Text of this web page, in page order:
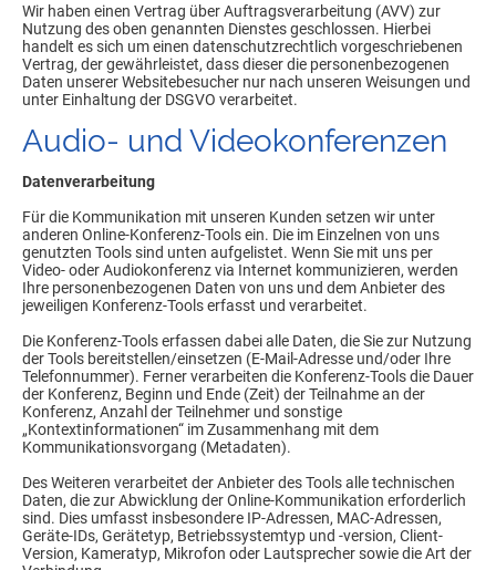
Wir haben einen Vertrag über Auftragsverarbeitung (AVV) zur
Nutzung des oben genannten Dienstes geschlossen. Hierbei
handelt es sich um einen datenschutzrechtlich vorgeschriebenen
Vertrag, der gewährleistet, dass dieser die personenbezogenen
Daten unserer Websitebesucher nur nach unseren Weisungen und
unter Einhaltung der DSGVO verarbeitet.
Audio- und Videokonferenzen
Datenverarbeitung
Für die Kommunikation mit unseren Kunden setzen wir unter
anderen Online-Konferenz-Tools ein. Die im Einzelnen von uns
genutzten Tools sind unten aufgelistet. Wenn Sie mit uns per
Video- oder Audiokonferenz via Internet kommunizieren, werden
Ihre personenbezogenen Daten von uns und dem Anbieter des
jeweiligen Konferenz-Tools erfasst und verarbeitet.
Die Konferenz-Tools erfassen dabei alle Daten, die Sie zur Nutzung
der Tools bereitstellen/einsetzen (E-Mail-Adresse und/oder Ihre
Telefonnummer). Ferner verarbeiten die Konferenz-Tools die Dauer
der Konferenz, Beginn und Ende (Zeit) der Teilnahme an der
Konferenz, Anzahl der Teilnehmer und sonstige
„Kontextinformationen“ im Zusammenhang mit dem
Kommunikationsvorgang (Metadaten).
Des Weiteren verarbeitet der Anbieter des Tools alle technischen
Daten, die zur Abwicklung der Online-Kommunikation erforderlich
sind. Dies umfasst insbesondere IP-Adressen, MAC-Adressen,
Geräte-IDs, Gerätetyp, Betriebssystemtyp und -version, Client-
Version, Kameratyp, Mikrofon oder Lautsprecher sowie die Art der